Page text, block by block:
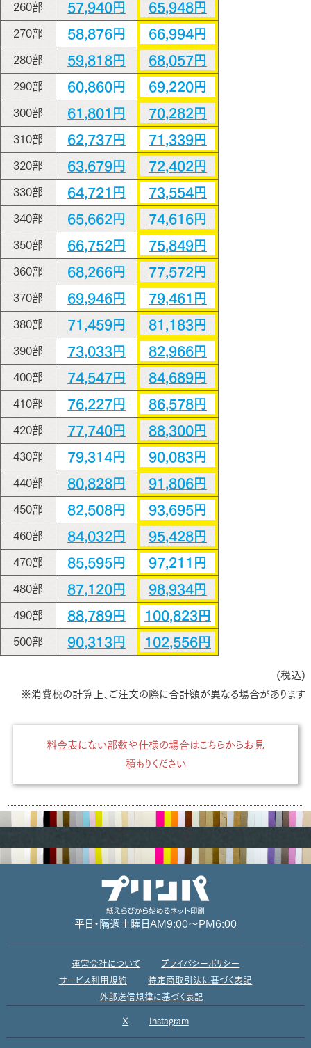
260部 57,940円 65,948円
270部 58,876円 66,994円
280部 59,818円 68,057円
290部 60,860円 69,220円
300部 61,801円 70,282円
310部 62,737円 71,339円
320部 63,679円 72,402円
330部 64,721円 73,554円
340部 65,662円 74,616円
350部 66,752円 75,849円
360部 68,266円 77,572円
370部 69,946円 79,461円
380部 71,459円 81,183円
390部 73,033円 82,966円
400部 74,547円 84,689円
410部 76,227円 86,578円
420部 77,740円 88,300円
430部 79,314円 90,083円
440部 80,828円 91,806円
450部 82,508円 93,695円
460部 84,032円 95,428円
470部 85,595円 97,211円
480部 87,120円 98,934円
490部 88,789円 100,823円
500部 90,313円 102,556円
(税込)
※消費税の計算上、ご注文の際に合計額が異なる場合があります
料金表にない部数や仕様の場合はこちらからお見
積もりください
平日・隔週土曜日 AM9:00～PM6:00
運営会社について
プライバシーポリシー
サービス利用規約
特定商取引法に基づく表記
外部送信規律に基づく表記
X Instagram